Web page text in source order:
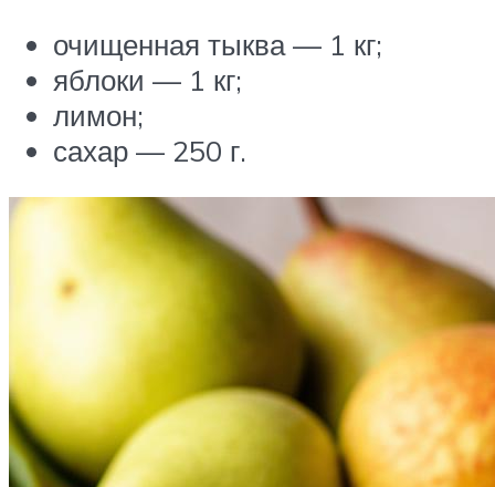
очищенная тыква — 1 кг;
яблоки — 1 кг;
лимон;
сахар — 250 г.